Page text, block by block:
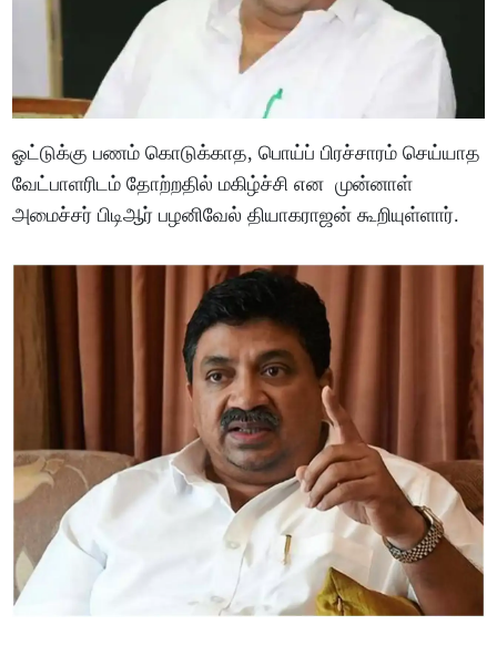
ஓட்டுக்கு பணம் கொடுக்காத, பொய்ப் பிரச்சாரம் செய்யாத
வேட்பாளரிடம் தோற்றதில் மகிழ்ச்சி என முன்னாள்
அமைச்சர் பிடிஆர் பழனிவேல் தியாகராஜன் கூறியுள்ளார்.